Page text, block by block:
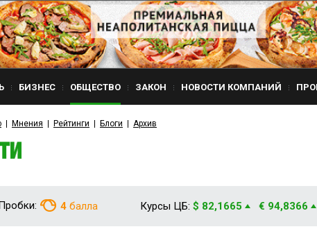
БИЗНЕС ОБЩЕСТВО ЗАКОН НОВОСТИ КОМПАНИЙ
Мнения Рейтинги Блоги Архив
4 балла Курсы ЦБ: $ 82,1665 € 94,8366